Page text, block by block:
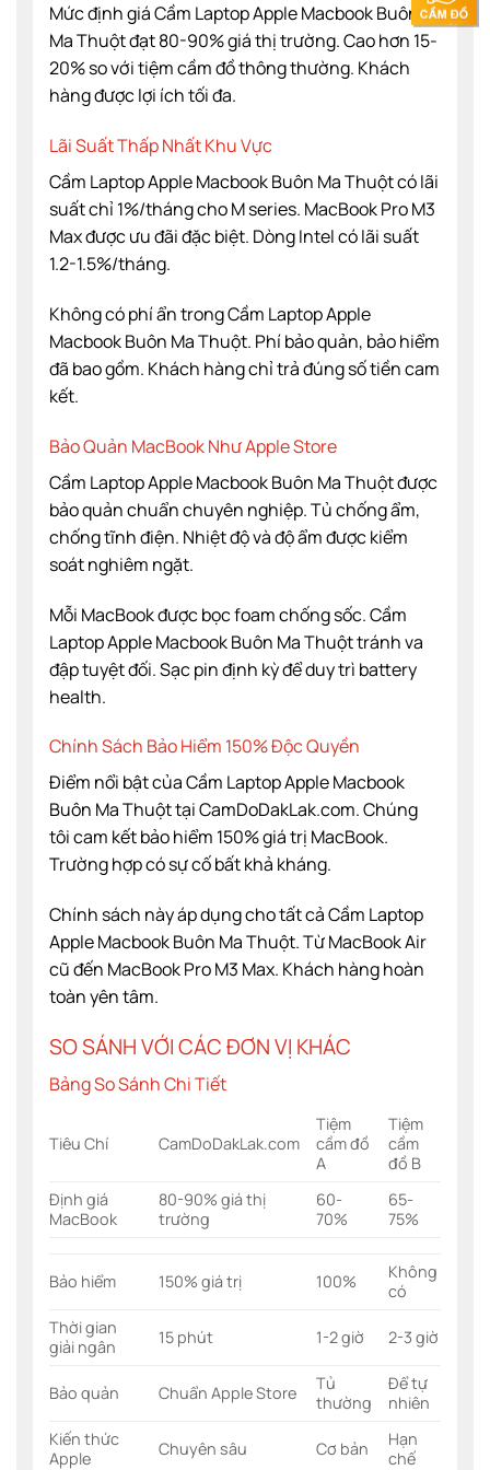
Mức định giá Cầm Laptop Apple Macbook Buôn
Ma Thuột đạt 80-90% giá thị trường. Cao hơn 15-
20% so với tiệm cầm đồ thông thường. Khách
hàng được lợi ích tối đa.
Lãi Suất Thấp Nhất Khu Vực
Cầm Laptop Apple Macbook Buôn Ma Thuột có lãi
suất chỉ 1%/tháng cho M series. MacBook Pro M3
Max được ưu đãi đặc biệt. Dòng Intel có lãi suất
1.2-1.5%/tháng.
Không có phí ẩn trong Cầm Laptop Apple
Macbook Buôn Ma Thuột. Phí bảo quản, bảo hiểm
đã bao gồm. Khách hàng chỉ trả đúng số tiền cam
kết.
Bảo Quản MacBook Như Apple Store
Cầm Laptop Apple Macbook Buôn Ma Thuột được
bảo quản chuẩn chuyên nghiệp. Tủ chống ẩm,
chống tĩnh điện. Nhiệt độ và độ ẩm được kiểm
soát nghiêm ngặt.
Mỗi MacBook được bọc foam chống sốc. Cầm
Laptop Apple Macbook Buôn Ma Thuột tránh va
đập tuyệt đối. Sạc pin định kỳ để duy trì battery
health.
Chính Sách Bảo Hiểm 150% Độc Quyền
Điểm nổi bật của Cầm Laptop Apple Macbook
Buôn Ma Thuột tại CamDoDakLak.com. Chúng
tôi cam kết bảo hiểm 150% giá trị MacBook.
Trường hợp có sự cố bất khả kháng.
Chính sách này áp dụng cho tất cả Cầm Laptop
Apple Macbook Buôn Ma Thuột. Từ MacBook Air
cũ đến MacBook Pro M3 Max. Khách hàng hoàn
toàn yên tâm.
SO SÁNH VỚI CÁC ĐƠN VỊ KHÁC
Bảng So Sánh Chi Tiết
Tiêu Chí CamDoDakLak.com
Tiệm
cầm đồ
A
Tiệm
cầm
đồ B
Định giá
MacBook
80-90% giá thị
trường
60-
70%
65-
75%
Bảo hiểm 150% giá trị 100%
Không
có
Thời gian
giải ngân
15 phút 1-2 giờ 2-3 giờ
Bảo quản Chuẩn Apple Store
Tủ
thường
Để tự
nhiên
Kiến thức
Apple
Chuyên sâu Cơ bản
Hạn
chế